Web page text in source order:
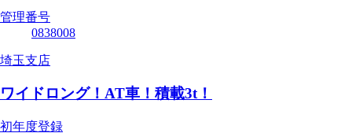
管理番号
0838008
埼玉支店
ワイドロング！AT車！積載3t！
初年度登録